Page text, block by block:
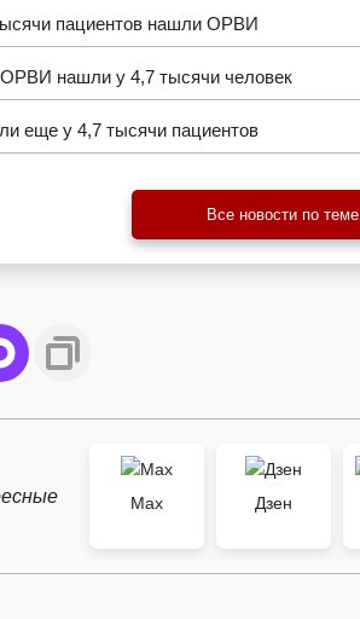
пациентов нашли ОРВИ
нашли у 4,7 тысячи человек
еще у 4,7 тысячи пациентов
Все новости по теме
Max
Дзен